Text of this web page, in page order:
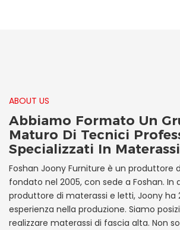
ABOUT US
Abbiamo Formato Un
Maturo Di Tecnici
Specializzati In
Foshan Joony Furniture è un produttore
fondato nel 2005, con sede a Foshan. In
produttore di materassi e letti, Joony ha
esperienza nella produzione. Siamo
realizzare materassi di fascia alta. Non